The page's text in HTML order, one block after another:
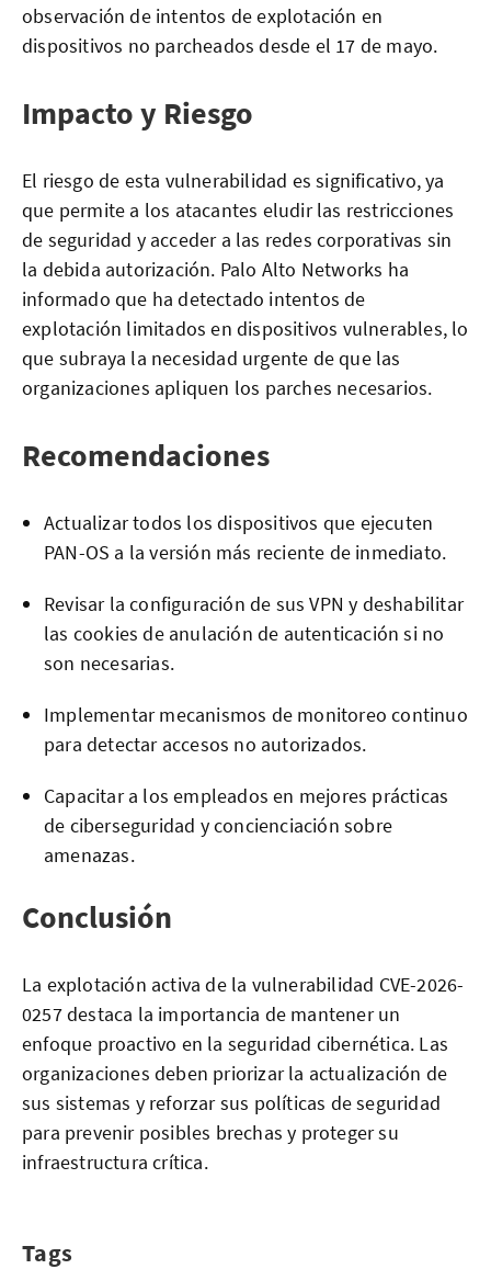
observación de intentos de explotación en
dispositivos no parcheados desde el 17 de mayo.
Impacto y Riesgo
El riesgo de esta vulnerabilidad es significativo, ya
que permite a los atacantes eludir las restricciones
de seguridad y acceder a las redes corporativas sin
la debida autorización. Palo Alto Networks ha
informado que ha detectado intentos de
explotación limitados en dispositivos vulnerables, lo
que subraya la necesidad urgente de que las
organizaciones apliquen los parches necesarios.
Recomendaciones
Actualizar todos los dispositivos que ejecuten
PAN-OS a la versión más reciente de inmediato.
Revisar la configuración de sus VPN y deshabilitar
las cookies de anulación de autenticación si no
son necesarias.
Implementar mecanismos de monitoreo continuo
para detectar accesos no autorizados.
Capacitar a los empleados en mejores prácticas
de ciberseguridad y concienciación sobre
amenazas.
Conclusión
La explotación activa de la vulnerabilidad CVE-2026-
0257 destaca la importancia de mantener un
enfoque proactivo en la seguridad cibernética. Las
organizaciones deben priorizar la actualización de
sus sistemas y reforzar sus políticas de seguridad
para prevenir posibles brechas y proteger su
infraestructura crítica.
Tags